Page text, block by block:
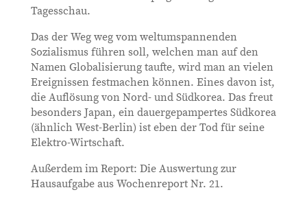
Tagesschau.
Das der Weg weg vom weltumspannenden
Sozialismus führen soll, welchen man auf den
Namen Globalisierung taufte, wird man an vielen
Ereignissen festmachen können. Eines davon ist,
die Auflösung von Nord- und Südkorea. Das freut
besonders Japan, ein dauergepampertes Südkorea
(ähnlich West-Berlin) ist eben der Tod für seine
Elektro-Wirtschaft.
Außerdem im Report: Die Auswertung zur
Hausaufgabe aus Wochenreport Nr. 21.